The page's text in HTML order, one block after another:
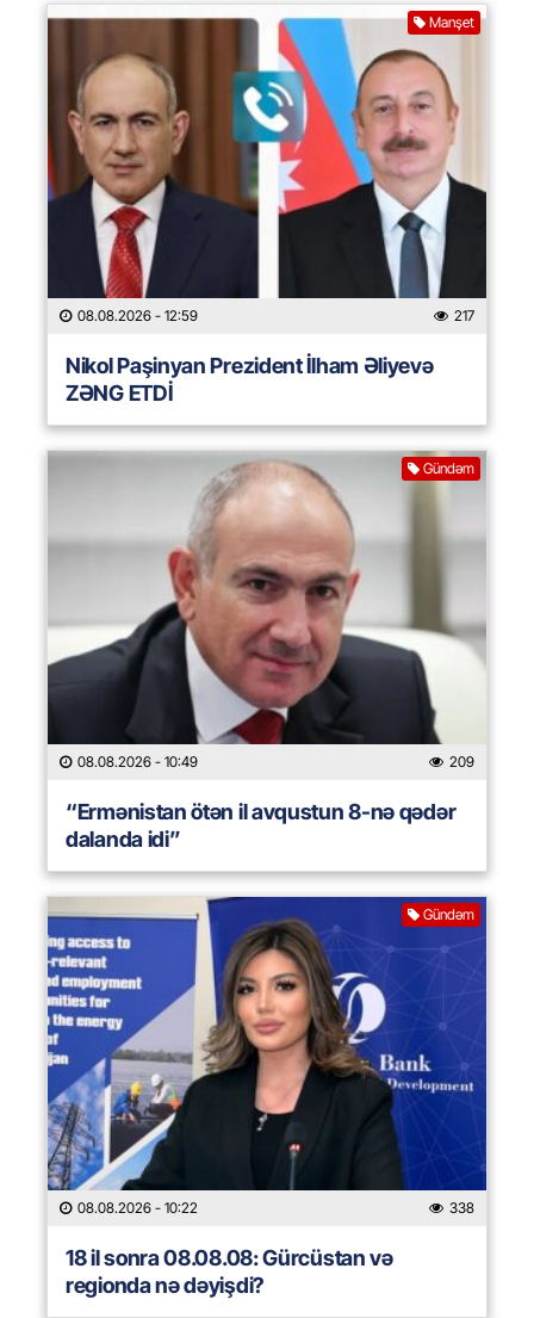
Manşet
08.08.2026 - 12:59 217
Nikol Paşinyan Prezident İlham Əliyevə
ZƏNG ETDİ
Gündəm
08.08.2026 - 10:49 209
“Ermənistan ötən il avqustun 8-nə qədər
dalanda idi”
Gündəm
08.08.2026 - 10:22 338
18 il sonra 08.08.08: Gürcüstan və
regionda nə dəyişdi?